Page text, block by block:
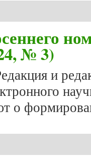
№ 3)
и
о